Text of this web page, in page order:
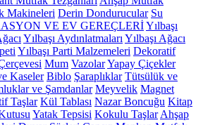
Makineleri Derin Dondurucular Su
VE EV GEREÇLERİYılbaşı
Yılbaşı Aydınlatmaları Yılbaşı Ağacı
Yılbaşı Parti Malzemeleri Dekoratif
Mum VazolarYapay Çiçekler
Kaseler Biblo Şaraplıklar Tütsülük ve
ve Şamdanlar Meyvelik Magnet
Taşlar Kül Tablası Nazar Boncuğu Kitap
Yatak Tepsisi Kokulu Taşlar Ahşap